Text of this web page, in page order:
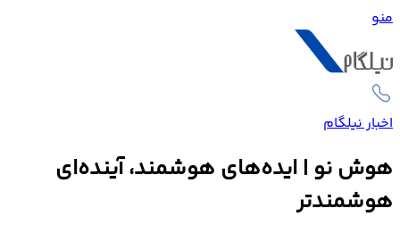
منو
اخبار نیلگام
هوش نو | ایده‌های هوشمند، آینده‌ای
هوشمندتر